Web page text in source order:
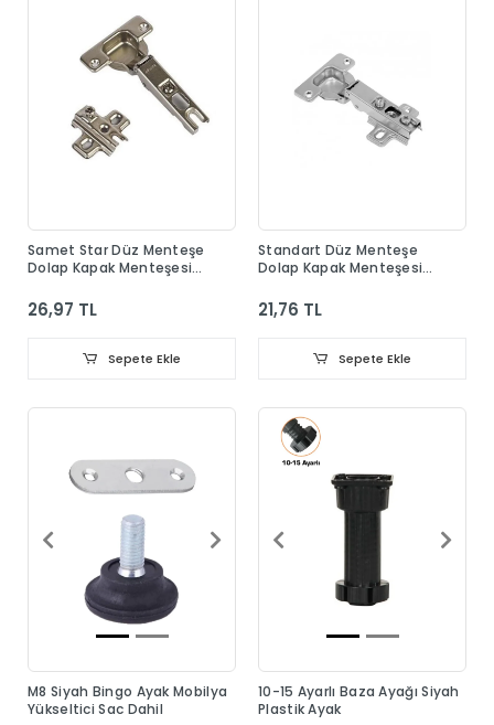
Samet Star Düz Menteşe
Dolap Kapak Menteşesi
26,97 TL
Sepete Ekle
Standart Düz Menteşe
Dolap Kapak Menteşesi
21,76 TL
Sepete Ekle
M8 Siyah Bingo Ayak Mobilya
Yükseltici Sac Dahil
10-15 Ayarlı Baza Ayağı Siyah
Plastik Ayak